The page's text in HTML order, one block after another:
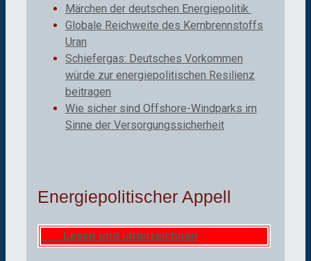
Märchen der deutschen Energiepolitik
Globale Reichweite des Kernbrennstoffs
Uran
Schiefergas: Deutsches Vorkommen
würde zur energiepolitischen Resilienz
beitragen
Wie sicher sind Offshore-Windparks im
Sinne der Versorgungssicherheit
Energiepolitischer Appell
Lesen und unterzeichnen